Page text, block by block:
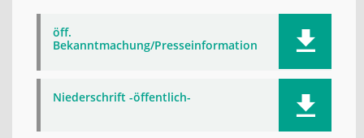
öff.
Bekanntmachung/Presseinformation
Niederschrift -öffentlich-